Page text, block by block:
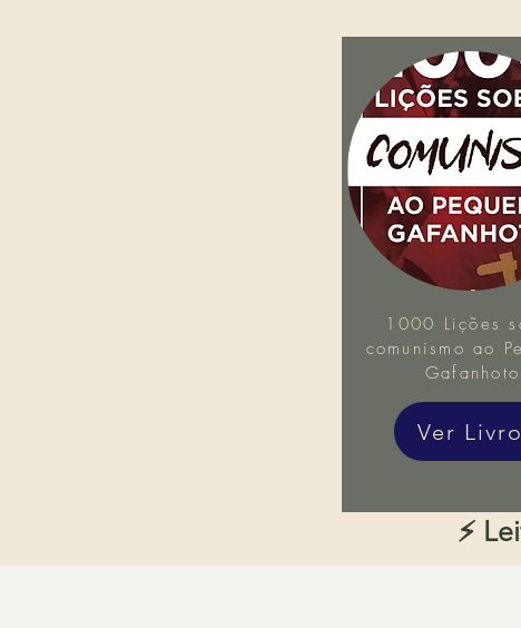
⚡
1000 Lições
comunismo ao
Gafanhoto
Ver Livro